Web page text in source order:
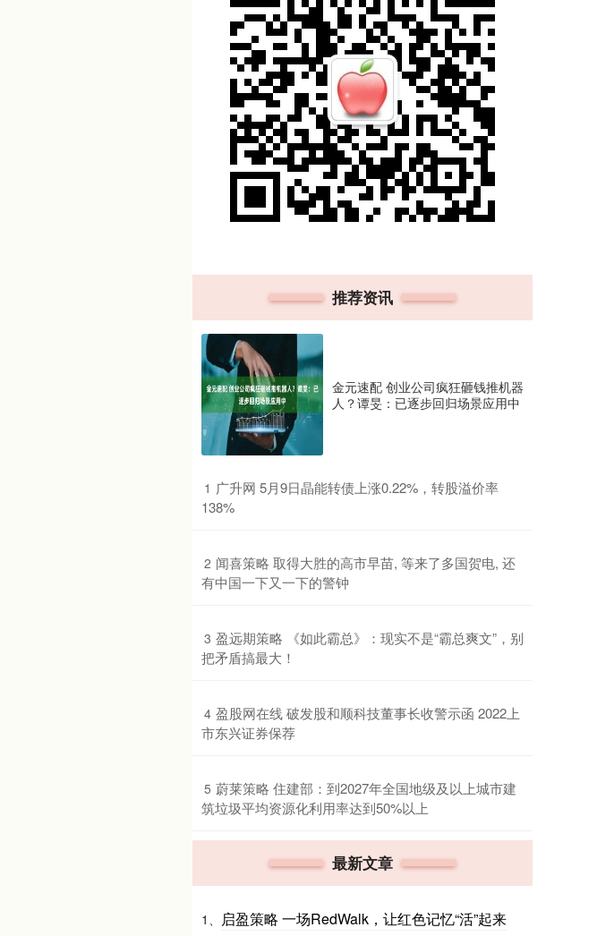
推荐资讯
金元速配 创业公司疯狂砸钱推机器
人？谭旻：已逐步回归场景应用中
1 ​广升网 5月9日晶能转债上涨0.22%，转股溢价率
138%
2 ​闻喜策略 取得大胜的高市早苗, 等来了多国贺电, 还
有中国一下又一下的警钟
3 ​盈远期策略 《如此霸总》：现实不是“霸总爽文”，别
把矛盾搞最大！
4 ​盈股网在线 破发股和顺科技董事长收警示函 2022上
市东兴证券保荐
5 ​蔚莱策略 住建部：到2027年全国地级及以上城市建
筑垃圾平均资源化利用率达到50%以上
最新文章
1、 启盈策略 一场RedWalk，让红色记忆“活”起来